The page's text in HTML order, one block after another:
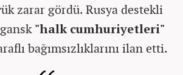
zarar gördü. Rusya destekli
"halk cumhuriyetleri"
bağımsızlıklarını ilan etti.